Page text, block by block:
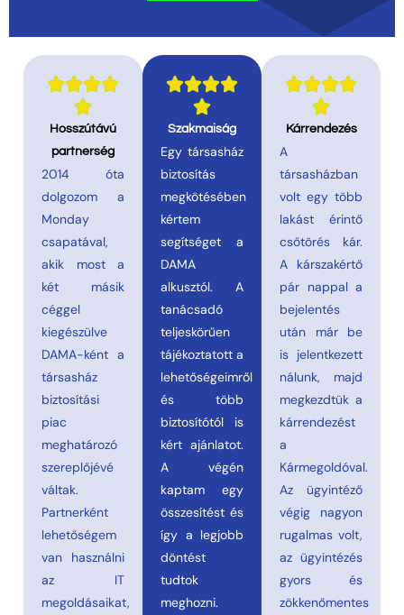


Hosszútávú
partnerség
2014 óta
dolgozom a
Monday
csapatával,
akik most a
két másik
céggel
kiegészülve
DAMA-ként a
társasház
biztosítási
piac
meghatározó
szereplőjévé
váltak.
Partnerként
lehetőségem
van használni
az IT
megoldásaikat,


Szakmaiság
Egy társasház
biztosítás
megkötésében
kértem
segítséget a
DAMA
alkusztól. A
tanácsadó
teljeskörűen
tájékoztatott a
lehetőségeimről
és több
biztosítótól is
kért ajánlatot.
A végén
kaptam egy
összesítést és
így a legjobb
döntést
tudtok
meghozni.


Kárrendezés
A
társasházban
volt egy több
lakást érintő
csőtörés kár.
A kárszakértő
pár nappal a
bejelentés
után már be
is jelentkezett
nálunk, majd
megkezdtük a
kárrendezést
a
Kármegoldóval.
Az ügyintéző
végig nagyon
rugalmas volt,
az ügyintézés
gyors és
zökkenőmentes